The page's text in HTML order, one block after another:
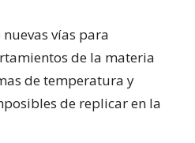
vías para
de la materia
de temperatura y
de replicar en la